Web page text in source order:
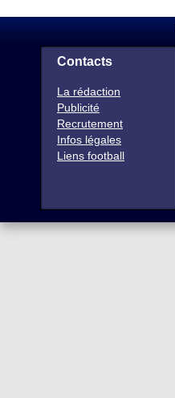
Contacts
La rédaction
Publicité
Recrutement
Infos légales
Liens football